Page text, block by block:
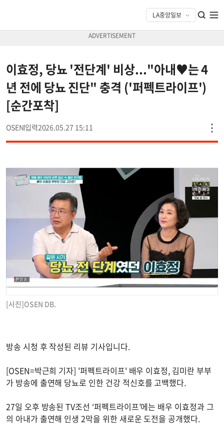
이효정, 당뇨 '전단계' 비상..."아내♥는 4
년 전에 당뇨 진단" 충격 ('퍼펙트라이프')
[순간포착]
OSEN 2026.05.27 15:11
[사진]OSEN DB.
방송 시청 후 작성된 리뷰 기사입니다.
[OSEN=박근희 기자] '퍼펙트라이프' 배우 이효정, 김미란 부부
가 방송에 출연해 당뇨로 인한 건강 적신호를 고백했다.
27일 오후 방송된 TV조선 ‘퍼펙트라이프’에는 배우 이효정과 그
의 아내가 출연해 인생 2막을 위한 새로운 도전을 공개했다.